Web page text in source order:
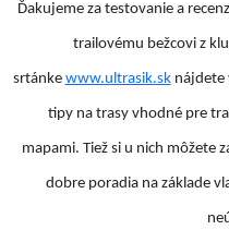
Ďakujeme za testovanie a
trailovému bežcovi z
srtánke www.ultrasik.sknájdete
tipy na trasy vhodné pre
mapami. Tiež si u nich môžete
dobre poradia na základe